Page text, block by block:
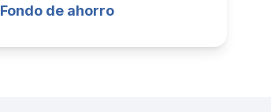
Fondo de ahorro